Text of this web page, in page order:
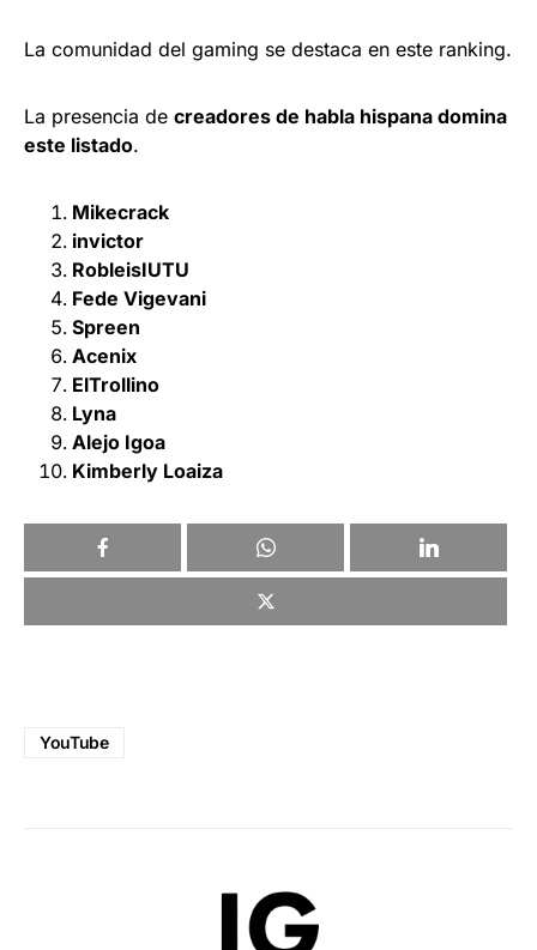
La comunidad del gaming se destaca en este ranking.
La presencia de creadores de habla hispana domina
este listado.
Mikecrack
invictor
RobleisIUTU
Fede Vigevani
Spreen
Acenix
ElTrollino
Lyna
Alejo Igoa
Kimberly Loaiza
YouTube